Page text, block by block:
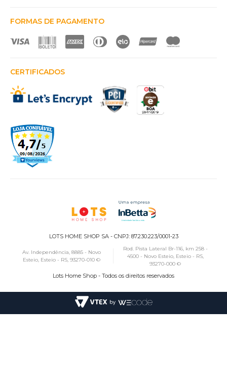
FORMAS DE PAGAMENTO
CERTIFICADOS
LOTS HOME SHOP SA - CNPJ: 87.230.223/0001-23
Av. Independência, 8885 - Novo
Esteio, Esteio - RS, 93270-010 ©
Rod. Pista Lateral Br-116, km 258 -
4500 - Novo Esteio, Esteio - RS,
93270-000 ©
Lots Home Shop - Todos os direitos reservados